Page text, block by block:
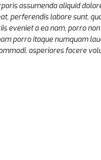
assumenda aliquid
perferendis labore sunt,
eveniet a ea nam, porro
porro itaque numquam
asperiores facere